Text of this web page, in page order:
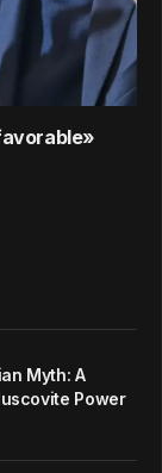
Myth: A
Power